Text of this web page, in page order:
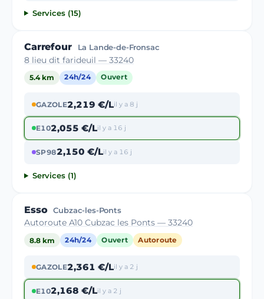
Services (15)
Carrefour La Lande-de-Fronsac
8 lieu dit farideuil — 33240
5.4 km 24h/24 Ouvert
GAZOLE2,219 €/Lil y a 8 j
E102,055 €/Lil y a 16 j
SP982,150 €/Lil y a 16 j
Services (1)
Esso Cubzac-les-Ponts
Autoroute A10 Cubzac les Ponts — 33240
8.8 km 24h/24 Ouvert Autoroute
GAZOLE2,361 €/Lil y a 2 j
E102,168 €/Lil y a 2 j